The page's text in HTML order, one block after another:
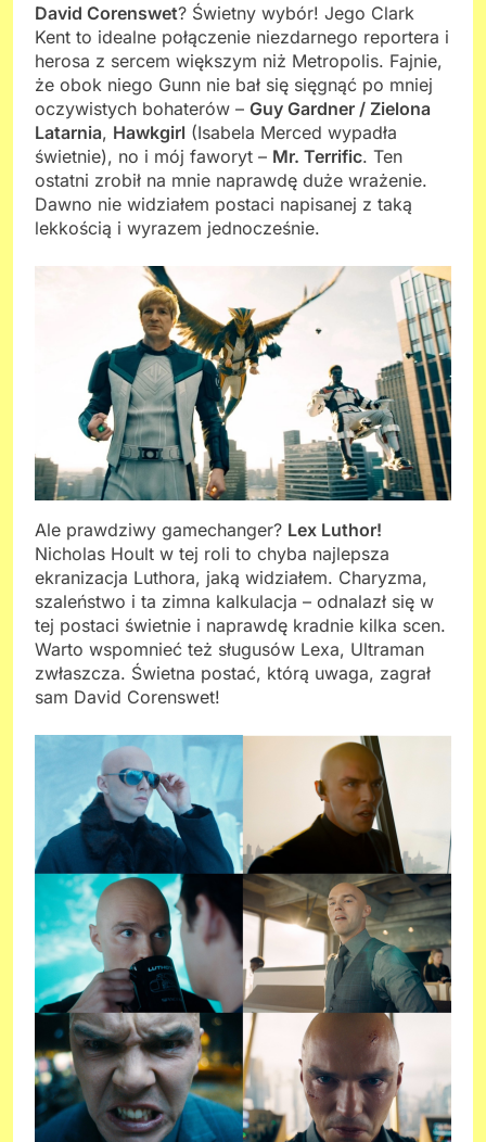
David Corenswet? Świetny wybór! Jego Clark
Kent to idealne połączenie niezdarnego reportera i
herosa z sercem większym niż Metropolis. Fajnie,
że obok niego Gunn nie bał się sięgnąć po mniej
oczywistych bohaterów – Guy Gardner / Zielona
Latarnia, Hawkgirl (Isabela Merced wypadła
świetnie), no i mój faworyt – Mr. Terrific. Ten
ostatni zrobił na mnie naprawdę duże wrażenie.
Dawno nie widziałem postaci napisanej z taką
lekkością i wyrazem jednocześnie.
Ale prawdziwy gamechanger? Lex Luthor!
Nicholas Hoult w tej roli to chyba najlepsza
ekranizacja Luthora, jaką widziałem. Charyzma,
szaleństwo i ta zimna kalkulacja – odnalazł się w
tej postaci świetnie i naprawdę kradnie kilka scen.
Warto wspomnieć też sługusów Lexa, Ultraman
zwłaszcza. Świetna postać, którą uwaga, zagrał
sam David Corenswet!